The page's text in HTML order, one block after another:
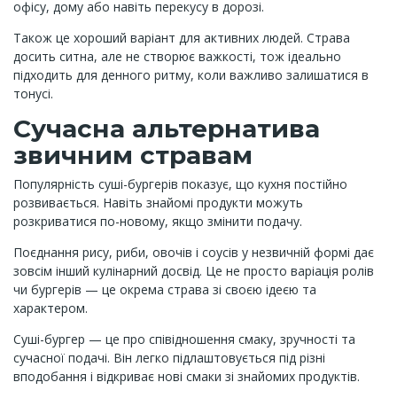
офісу, дому або навіть перекусу в дорозі.
Також це хороший варіант для активних людей. Страва
досить ситна, але не створює важкості, тож ідеально
підходить для денного ритму, коли важливо залишатися в
тонусі.
Сучасна альтернатива
звичним стравам
Популярність суші-бургерів показує, що кухня постійно
розвивається. Навіть знайомі продукти можуть
розкриватися по-новому, якщо змінити подачу.
Поєднання рису, риби, овочів і соусів у незвичній формі дає
зовсім інший кулінарний досвід. Це не просто варіація ролів
чи бургерів — це окрема страва зі своєю ідеєю та
характером.
Суші-бургер — це про співідношення смаку, зручності та
сучасної подачі. Він легко підлаштовується під різні
вподобання і відкриває нові смаки зі знайомих продуктів.